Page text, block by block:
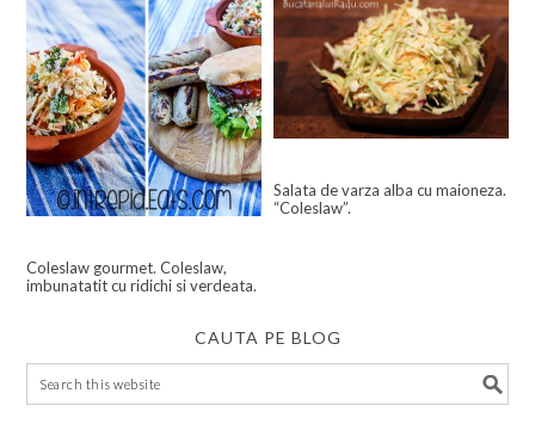
Coleslaw gourmet. Coleslaw,
imbunatatit cu ridichi si verdeata.
Salata de varza alba cu maioneza.
“Coleslaw”.
CAUTA PE BLOG